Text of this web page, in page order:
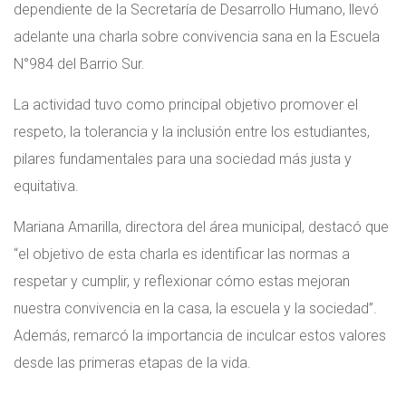
dependiente de la Secretaría de Desarrollo Humano, llevó
adelante una charla sobre convivencia sana en la Escuela
N°984 del Barrio Sur.
La actividad tuvo como principal objetivo promover el
respeto, la tolerancia y la inclusión entre los estudiantes,
pilares fundamentales para una sociedad más justa y
equitativa.
Mariana Amarilla, directora del área municipal, destacó que
“el objetivo de esta charla es identificar las normas a
respetar y cumplir, y reflexionar cómo estas mejoran
nuestra convivencia en la casa, la escuela y la sociedad”.
Además, remarcó la importancia de inculcar estos valores
desde las primeras etapas de la vida.